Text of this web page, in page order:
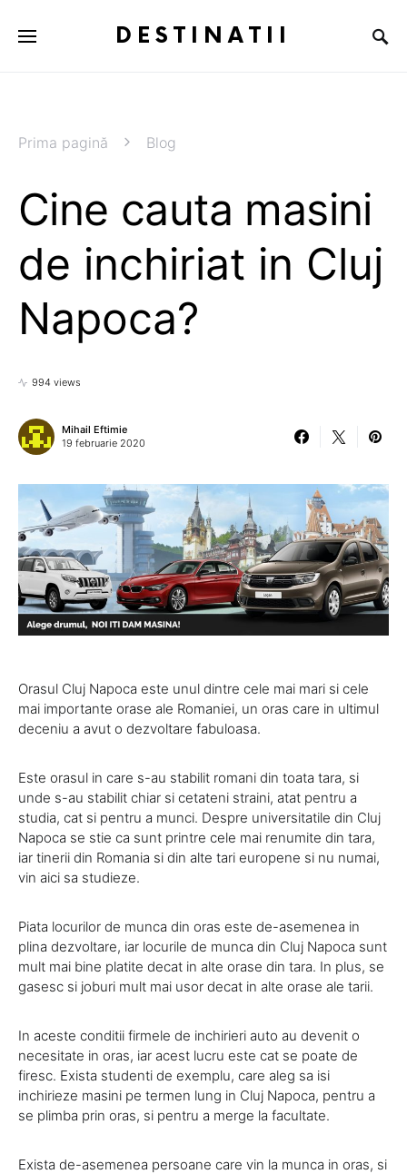
DESTINATII
Prima pagină Blog
Cine cauta masini
de inchiriat in Cluj
Napoca?
994 views
Mihail Eftimie
19 februarie 2020
Orasul Cluj Napoca este unul dintre cele mai mari si cele
mai importante orase ale Romaniei, un oras care in ultimul
deceniu a avut o dezvoltare fabuloasa.
Este orasul in care s-au stabilit romani din toata tara, si
unde s-au stabilit chiar si cetateni straini, atat pentru a
studia, cat si pentru a munci. Despre universitatile din Cluj
Napoca se stie ca sunt printre cele mai renumite din tara,
iar tinerii din Romania si din alte tari europene si nu numai,
vin aici sa studieze.
Piata locurilor de munca din oras este de-asemenea in
plina dezvoltare, iar locurile de munca din Cluj Napoca sunt
mult mai bine platite decat in alte orase din tara. In plus, se
gasesc si joburi mult mai usor decat in alte orase ale tarii.
In aceste conditii firmele de inchirieri auto au devenit o
necesitate in oras, iar acest lucru este cat se poate de
firesc. Exista studenti de exemplu, care aleg sa isi
inchirieze masini pe termen lung in Cluj Napoca, pentru a
se plimba prin oras, si pentru a merge la facultate.
Exista de-asemenea persoane care vin la munca in oras, si